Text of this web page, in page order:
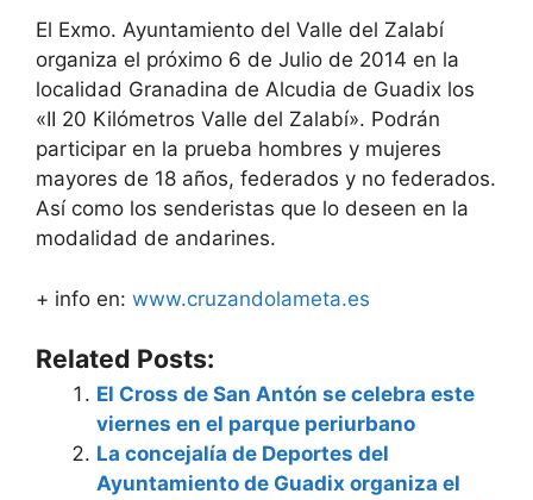
El Exmo. Ayuntamiento del Valle del Zalabí
organiza el próximo 6 de Julio de 2014 en la
localidad Granadina de Alcudia de Guadix los
«II 20 Kilómetros Valle del Zalabí». Podrán
participar en la prueba hombres y mujeres
mayores de 18 años, federados y no federados.
Así como los senderistas que lo deseen en la
modalidad de andarines.
+ info en: www.cruzandolameta.es
Related Posts:
El Cross de San Antón se celebra este
viernes en el parque periurbano
La concejalía de Deportes del
Ayuntamiento de Guadix organiza el